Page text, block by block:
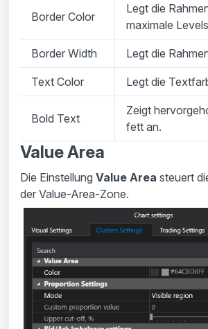
Border Color
Legt die
maximale
Border Width Legt die
Text Color Legt die
Bold Text
Zeigt
fett an.
Value Area
Die Einstellung Value Area steuert
der Value-Area-Zone.